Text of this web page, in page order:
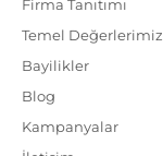
Firma Tanıtımı
Temel Değerlerimiz
Bayilikler
Blog
Kampanyalar